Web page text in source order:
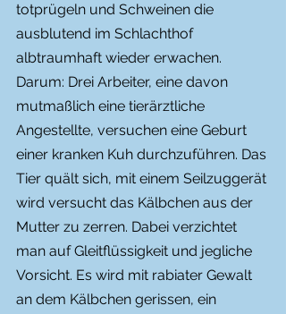
totprügeln und Schweinen die
ausblutend im Schlachthof
albtraumhaft wieder erwachen.
Darum: Drei Arbeiter, eine davon
mutmaßlich eine tierärztliche
Angestellte, versuchen eine Geburt
einer kranken Kuh durchzuführen. Das
Tier quält sich, mit einem Seilzuggerät
wird versucht das Kälbchen aus der
Mutter zu zerren. Dabei verzichtet
man auf Gleitflüssigkeit und jegliche
Vorsicht. Es wird mit rabiater Gewalt
an dem Kälbchen gerissen, ein